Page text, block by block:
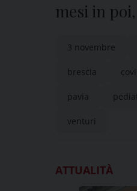
mesi in
3 novembre
brescia
pavia
venturi
ATTUALITÀ